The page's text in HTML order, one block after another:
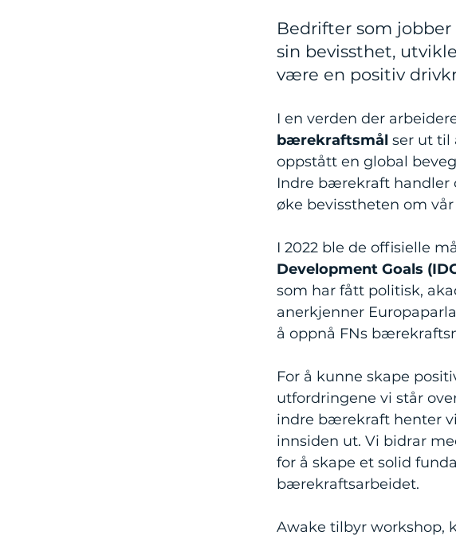
Bedrifter som
sin bevissthet,
være en positiv
I en verden der
bærekraftsmål ser ut til
oppstått en global
Indre bærekraft handler
øke bevisstheten om
I 2022 ble de offisielle
Development Goals
som har fått politisk,
anerkjenner
å oppnå FNs
For å kunne skape
utfordringene vi står
indre bærekraft henter
innsiden ut. Vi bidrar
for å skape et solid
bærekraftsarbeidet.
Awake tilbyr workshop,